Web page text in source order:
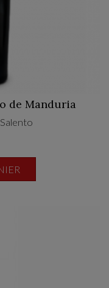
de Manduria